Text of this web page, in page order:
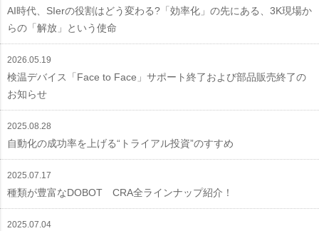
AI時代、SIerの役割はどう変わる?「効率化」の先にある、3K現場か
らの「解放」という使命
2026.05.19
検温デバイス「Face to Face」サポート終了および部品販売終了の
お知らせ
2025.08.28
自動化の成功率を上げる“トライアル投資”のすすめ
2025.07.17
種類が豊富なDOBOT CRA全ラインナップ紹介！
2025.07.04